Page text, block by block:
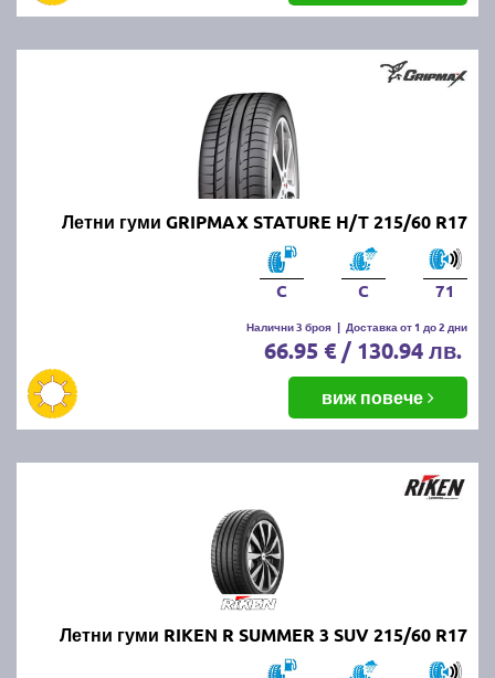
Летни гуми GRIPMAX STATURE H/T 215/60 R17
C C 71
Налични 3 броя | Доставка от 1 до 2 дни
66.95 € / 130.94 лв.
виж повече
Летни гуми RIKEN R SUMMER 3 SUV 215/60 R17